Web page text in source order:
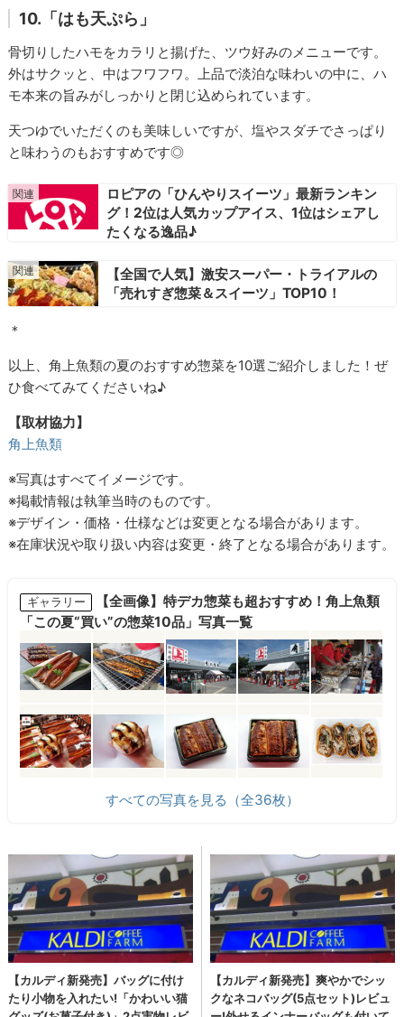
10.「はも天ぷら」
骨切りしたハモをカラリと揚げた、ツウ好みのメニューです。
外はサクッと、中はフワフワ。上品で淡泊な味わいの中に、ハ
モ本来の旨みがしっかりと閉じ込められています。
天つゆでいただくのも美味しいですが、塩やスダチでさっぱり
と味わうのもおすすめです◎
ロピアの「ひんやりスイーツ」最新ランキン
グ！2位は人気カップアイス、1位はシェアし
たくなる逸品♪
【全国で人気】激安スーパー・トライアルの
「売れすぎ惣菜＆スイーツ」TOP10！
＊
以上、角上魚類の夏のおすすめ惣菜を10選ご紹介しました！ぜ
ひ食べてみてくださいね♪
【取材協力】
角上魚類
※写真はすべてイメージです。
※掲載情報は執筆当時のものです。
※デザイン・価格・仕様などは変更となる場合があります。
※在庫状況や取り扱い内容は変更・終了となる場合があります。
ギャラリー
【全画像】特デカ惣菜も超おすすめ！角上魚類
「この夏“買い”の惣菜10品」写真一覧
すべての写真を見る（全36枚）